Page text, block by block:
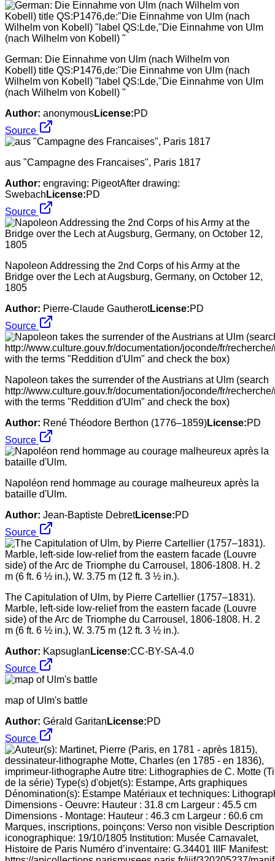
German: Die Einnahme von Ulm (nach Wilhelm von
Kobell) title QS:P1476,de:"Die Einnahme von Ulm (nach
Wilhelm von Kobell) "label QS:Lde,"Die Einnahme von Ulm
(nach Wilhelm von Kobell) "
Author: anonymousLicense:PD
Source
aus "Campagne des Francaises", Paris 1817
Author: engraving: PigeotAfter drawing:
Swebach License:PD
Source
Napoleon Addressing the 2nd Corps of his Army at the
Bridge over the Lech at Augsburg, Germany, on October 12,
1805
Author: Pierre-Claude GautherotLicense:PD
Source
Napoleon takes the surrender of the Austrians at Ulm (search
http://www.culture.gouv.fr/documentation/joconde/fr/
with the terms "Reddition d'Ulm" and check the box)
Author: René Théodore Berthon (1776–1859)License:PD
Source
Napoléon rend hommage au courage malheureux après la
bataille d'Ulm.
Author: Jean-Baptiste DebretLicense:PD
Source
The Capitulation of Ulm, by Pierre Cartellier (1757–1831).
Marble, left-side low-relief from the eastern facade (Louvre
side) of the Arc de Triomphe du Carrousel, 1806-1808. H. 2
m (6 ft. 6 ½ in.), W. 3.75 m (12 ft. 3 ½ in.).
Author: Kapsuglan License:CC-BY-SA-4.0
Source
map of Ulm's battle
Author: Gérald Garitan License:PD
Source